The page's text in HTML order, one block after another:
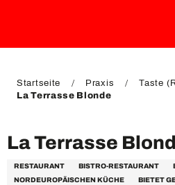
EN
Startseite Praxis
Taste
La Terrasse Blonde
La Terrasse
RESTAURANT BISTRO-RESTAURANT
NORDEUROPÄISCHEN KÜCHE
BIETET